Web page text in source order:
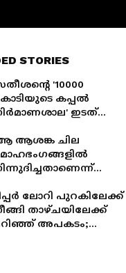
STORIES
'10000
കപ്പൽ
ഇടത്
300 കോടിയുടെ
ഒപ്പിട്ടത് ആട്സൺ
ആശങ്ക ചില
ലോറി പുറകിലേക്ക്
താഴ്ചയിലേക്ക്
അപകടം;